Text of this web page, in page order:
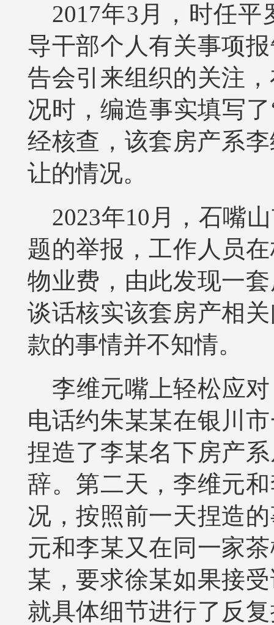
2017年3月，时任
导干部个人有关事项
告会引来组织的关注
况时，编造事实填写
经核查，该套房产系
让的情况。
2023年10月，石嘴
题的举报，工作人员
物业费，由此发现一
谈话核实该套房产相
款的事情并不知情。
李维元嘴上轻松应
电话约朱某某在银川
捏造了李某名下房产
辞。第二天，李维元
况，按照前一天捏造
元和李某又在同一家
某，要求徐某如果接
就具体细节进行了反